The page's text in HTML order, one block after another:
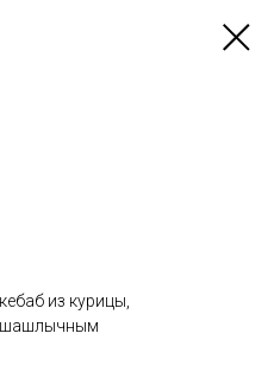
из курицы,
шашлычным